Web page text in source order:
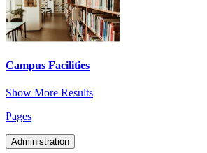
Campus Facilities
Show More Results
Pages
Administration